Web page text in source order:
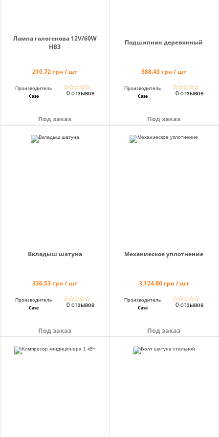
Лампа галогенова 12V/60W
HB3
210.72 грн / шт
Производитель
Case
☆☆☆☆☆
0 отзывов
Под заказ
Подшипник деревянный
588.43 грн / шт
Производитель
Case
☆☆☆☆☆
0 отзывов
Под заказ
Вкладыш шатуна
336.53 грн / шт
Производитель
Case
☆☆☆☆☆
0 отзывов
Под заказ
Механиеское уплотнение
3,124.80 грн / шт
Производитель
Case
☆☆☆☆☆
0 отзывов
Под заказ